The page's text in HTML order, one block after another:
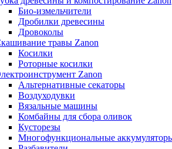
Био-измельчители
Дробилки древесины
Дровоколы
травы Zanon
Косилки
Роторные косилки
Zanon
Альтернативные секаторы
Воздуходувки
Вязальные машины
Комбайны для сбора оливок
Кусторезы
Многофункциональные